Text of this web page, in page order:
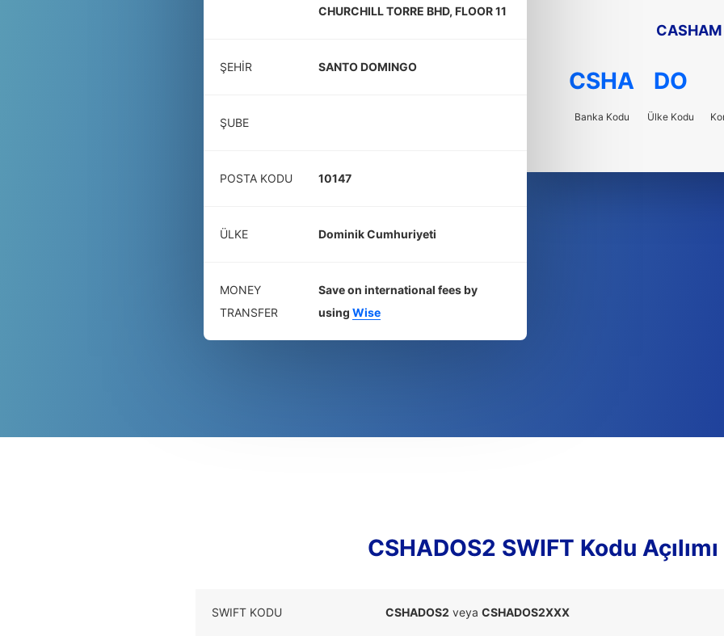
CHURCHILL TORRE BHD, FLOOR 11
ŞEHIR SANTO DOMINGO
ŞUBE
POSTA KODU 10147
ÜLKE Dominik Cumhuriyeti
MONEY
TRANSFER
Save on international fees by
using Wise
CSHA
Banka Kodu
DO
Ülke Kodu
CSHADOS2 SWIFT Kodu Açılımı
SWIFT KODU CSHADOS2 veya CSHADOS2XXX